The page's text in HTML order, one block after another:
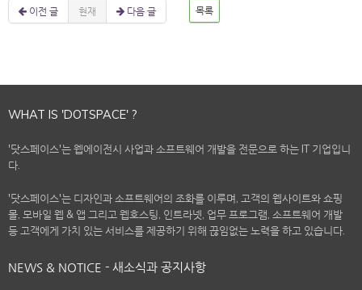
이전 글 현재 다음 글 목록
WHAT IS 'DOTSPACE' ?
'닷스페이스'는 웹에이전시 사업과 소프트웨어 개발을 전문으로 하는 IT 기업입니
다.
'닷스페이스'는 디자인과 소프트웨어의 조화를 이루며, 고객의 웹사이트와 쇼핑
몰, 모바일 웹 & 앱 그리고 웹호스팅, 인트라넷, 업무 프로그램, 소프트웨어 개발
등 고객에게 가치 있는 서비스를 제공하기 위해 끊임없는 노력을 하고 있습니다.
NEWS & NOTICE - 새소식과 공지사항